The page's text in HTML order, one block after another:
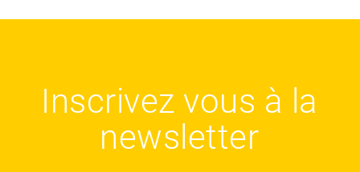
Inscrivez vous à la
newsletter